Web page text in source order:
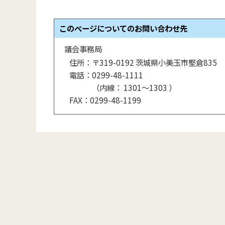
このページについてのお問い合わせ先
議会事務局
住所： 〒319-0192 茨城県小美玉市堅倉835
電話： 0299-48-1111
（内線 ： 1301〜1303 ）
FAX： 0299-48-1199